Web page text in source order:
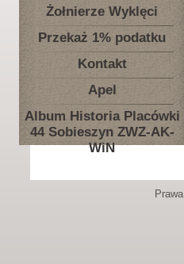
Żołnierze Wyklęci
Przekaż 1% podatku
Kontakt
Apel
Album Historia Placówki
44 Sobieszyn ZWZ-AK-
WiN